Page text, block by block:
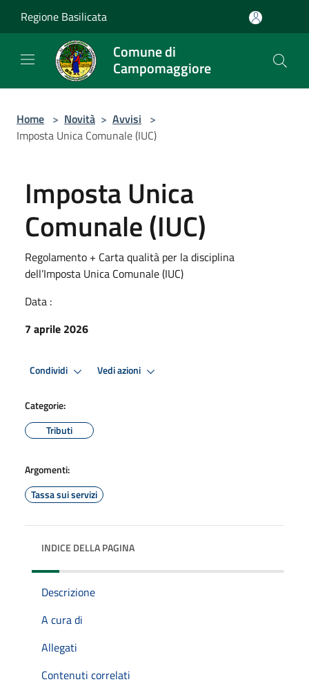
Regione Basilicata
Comune di
Campomaggiore
Home > Novità > Avvisi >
Imposta Unica Comunale (IUC)
Imposta Unica
Comunale (IUC)
Regolamento + Carta qualità per la disciplina
dell’Imposta Unica Comunale (IUC)
Data :
7 aprile 2026
Condividi Vedi azioni
Categorie:
Tributi
Argomenti:
Tassa sui servizi
INDICE DELLA PAGINA
Descrizione
A cura di
Allegati
Contenuti correlati